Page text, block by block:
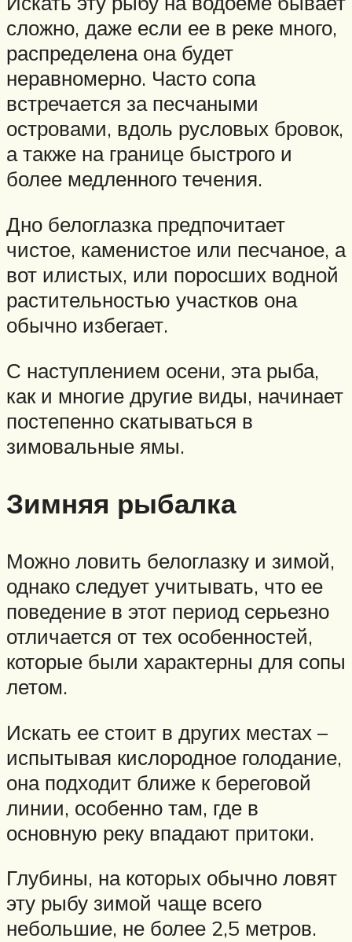
сложно, даже если ее в реке много,
распределена она будет
неравномерно. Часто сопа
встречается за песчаными
островами, вдоль русловых бровок,
а также на границе быстрого и
более медленного течения.
Дно белоглазка предпочитает
чистое, каменистое или песчаное, а
вот илистых, или поросших водной
растительностью участков она
обычно избегает.
С наступлением осени, эта рыба,
как и многие другие виды, начинает
постепенно скатываться в
зимовальные ямы.
Зимняя рыбалка
Можно ловить белоглазку и зимой,
однако следует учитывать, что ее
поведение в этот период серьезно
отличается от тех особенностей,
которые были характерны для сопы
летом.
Искать ее стоит в других местах –
испытывая кислородное голодание,
она подходит ближе к береговой
линии, особенно там, где в
основную реку впадают притоки.
Глубины, на которых обычно ловят
эту рыбу зимой чаще всего
небольшие, не более 2,5 метров.